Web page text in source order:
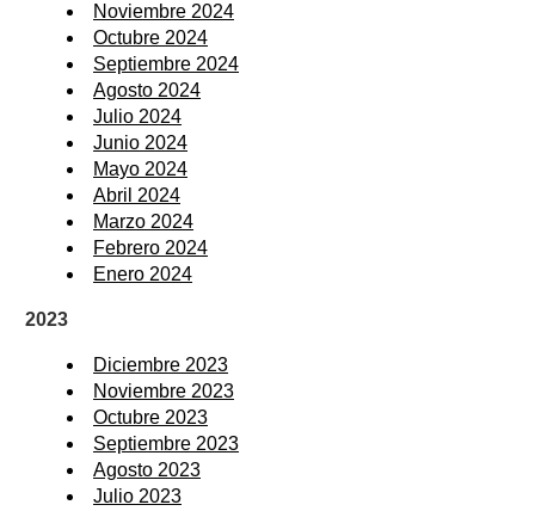
Noviembre 2024
Octubre 2024
Septiembre 2024
Agosto 2024
Julio 2024
Junio 2024
Mayo 2024
Abril 2024
Marzo 2024
Febrero 2024
Enero 2024
2023
Diciembre 2023
Noviembre 2023
Octubre 2023
Septiembre 2023
Agosto 2023
Julio 2023